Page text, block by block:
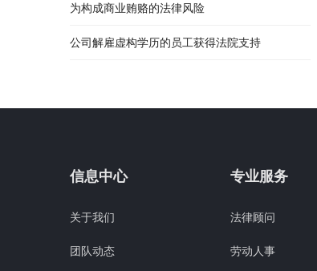
为构成商业贿赂的法律风险
公司解雇虚构学历的员工获得法院支持
信息中心
关于我们
团队动态
专业服务
法律顾问
劳动人事